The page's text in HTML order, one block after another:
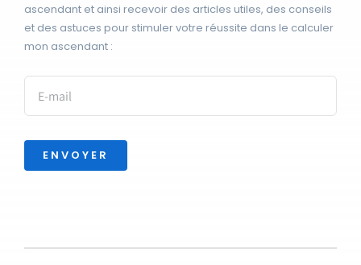
ascendant et ainsi recevoir des articles utiles, des conseils
et des astuces pour stimuler votre réussite dans le calculer
mon ascendant :
ENVOYER